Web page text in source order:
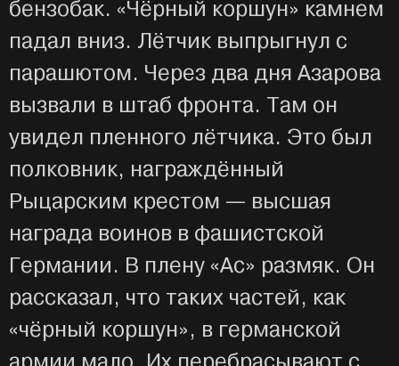
бензобак. «Чёрный коршун» камнем
падал вниз. Лётчик выпрыгнул с
парашютом. Через два дня Азарова
вызвали в штаб фронта. Там он
увидел пленного лётчика. Это был
полковник, награждённый
Рыцарским крестом — высшая
награда воинов в фашистской
Германии. В плену «Ас» размяк. Он
рассказал, что таких частей, как
«чёрный коршун», в германской